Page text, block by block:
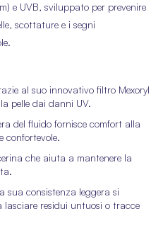
e UVB, sviluppato per prevenire
scottature e i segni
al suo innovativo filtro Mexoryl
pelle dai danni UV.
del fluido fornisce comfort alla
confortevole.
che aiuta a mantenere la
sua consistenza leggera si
lasciare residui untuosi o tracce